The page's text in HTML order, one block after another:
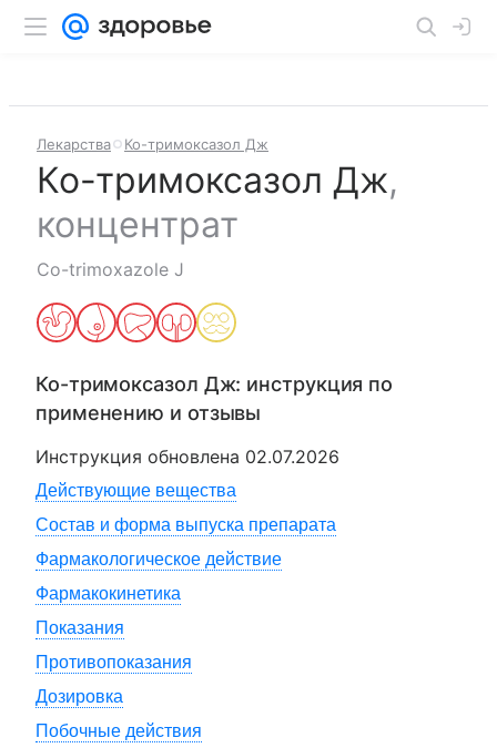
Лекарства Ко-тримоксазол Дж
Ко-тримоксазол Дж,
концентрат
Co-trimoxazole J
Ко-тримоксазол Дж: инструкция по
применению и отзывы
Инструкция обновлена 02.07.2026
Действующие вещества
Состав и форма выпуска препарата
Фармакологическое действие
Фармакокинетика
Показания
Противопоказания
Дозировка
Побочные действия